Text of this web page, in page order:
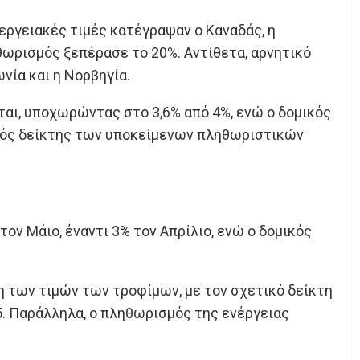
τιμές κατέγραψαν ο Καναδάς, η
ξεπέρασε το 20%. Αντίθετα, αρνητικό
και η Νορβηγία.
υποχωρώντας στο 3,6% από 4%, ενώ ο δομικός
δείκτης των υποκείμενων πληθωριστικών
Μάιο, έναντι 3% τον Απρίλιο, ενώ ο δομικός
των τιμών των τροφίμων, με τον σχετικό δείκτη
Παράλληλα, ο πληθωρισμός της ενέργειας